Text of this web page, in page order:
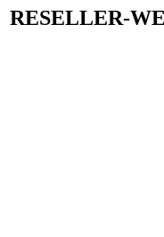
RESELLER-